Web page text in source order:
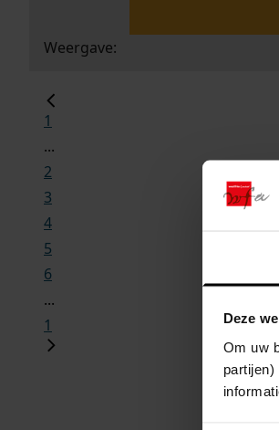
Deze
Om uw
Weergave:
1
...
2
3
4
5
6
...
1